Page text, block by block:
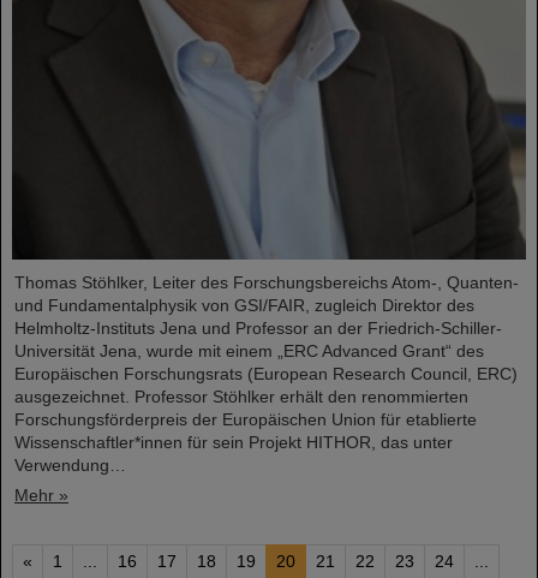
Thomas Stöhlker, Leiter des Forschungsbereichs Atom-, Quanten-
und Fundamentalphysik von GSI/FAIR, zugleich Direktor des
Helmholtz-Instituts Jena und Professor an der Friedrich-Schiller-
Universität Jena, wurde mit einem „ERC Advanced Grant“ des
Europäischen Forschungsrats (European Research Council, ERC)
ausgezeichnet. Professor Stöhlker erhält den renommierten
Forschungsförderpreis der Europäischen Union für etablierte
Wissenschaftler*innen für sein Projekt HITHOR, das unter
Verwendung…
Mehr »
« 1 16 17 18 19 20 21 22 23 24